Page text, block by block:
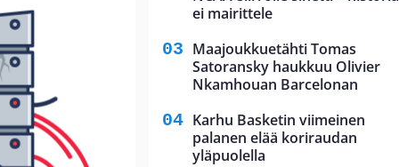
ei mairittele
Maajoukkuetähti Tomas
Satoransky haukkuu Olivier
Nkamhouan Barcelonan
Karhu Basketin viimeinen
palanen elää koriraudan
yläpuolella